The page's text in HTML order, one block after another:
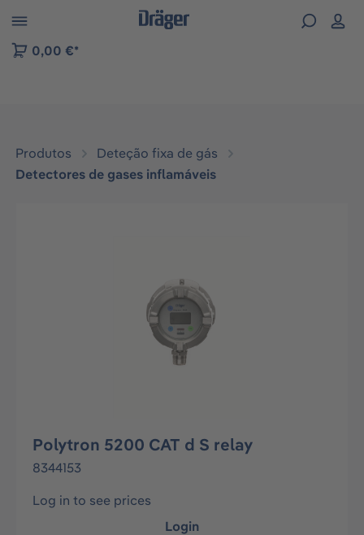
to B2B platform navigation
0,00 €*
Produtos
Deteção fixa de gás
Detectores de gases inflamáveis
Polytron 5200 CAT d S relay
8344153
Log in to see prices
Login